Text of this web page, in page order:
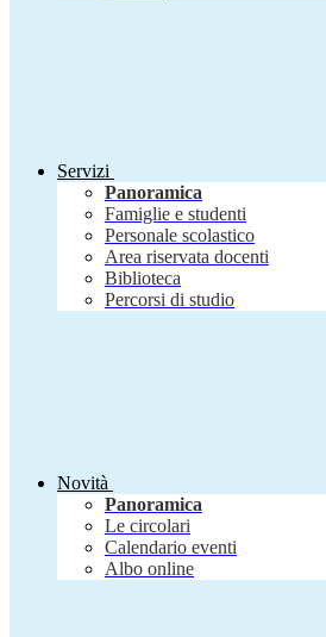
Servizi
Panoramica
Famiglie e studenti
Personale scolastico
Area riservata docenti
Biblioteca
Percorsi di studio
Novità
Panoramica
Le circolari
Calendario eventi
Albo online